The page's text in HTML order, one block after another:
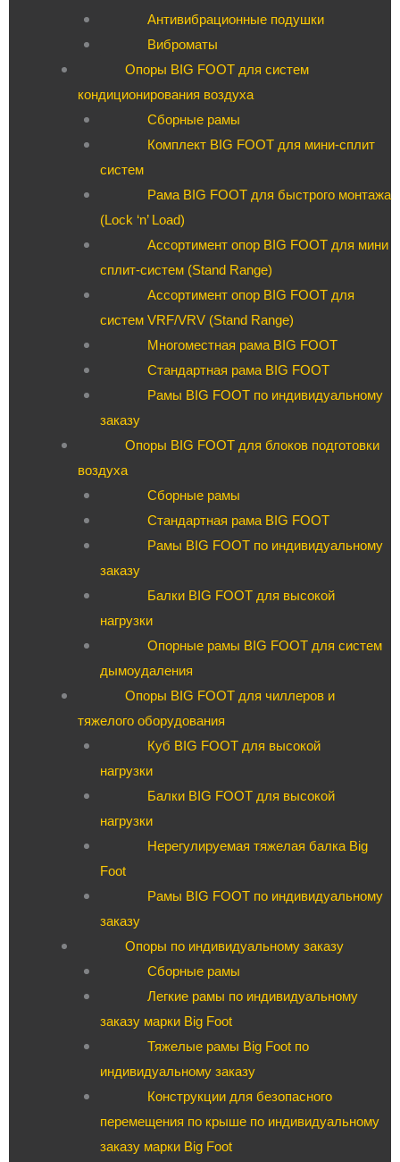
Антивибрационные подушки
Виброматы
Опоры BIG FOOT для систем
кондиционирования воздуха
Сборные рамы
Комплект BIG FOOT для мини-сплит
систем
Рама BIG FOOT для быстрого монтажа
(Lock ‘n’ Load)
Ассортимент опор BIG FOOT для мини
сплит-систем (Stand Range)
Ассортимент опор BIG FOOT для
систем VRF/VRV (Stand Range)
Многоместная рама BIG FOOT
Стандартная рама BIG FOOT
Рамы BIG FOOT по индивидуальному
заказу
Опоры BIG FOOT для блоков подготовки
воздуха
Сборные рамы
Стандартная рама BIG FOOT
Рамы BIG FOOT по индивидуальному
заказу
Балки BIG FOOT для высокой
нагрузки
Опорные рамы BIG FOOT для систем
дымоудаления
Опоры BIG FOOT для чиллеров и
тяжелого оборудования
Куб BIG FOOT для высокой
нагрузки
Балки BIG FOOT для высокой
нагрузки
Нерегулируемая тяжелая балка Big
Foot
Рамы BIG FOOT по индивидуальному
заказу
Опоры по индивидуальному заказу
Сборные рамы
Легкие рамы по индивидуальному
заказу марки Big Foot
Тяжелые рамы Big Foot по
индивидуальному заказу
Конструкции для безопасного
перемещения по крыше по индивидуальному
заказу марки Big Foot